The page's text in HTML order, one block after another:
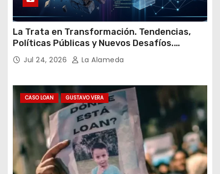
La Trata en Transformación. Tendencias,
Políticas Públicas y Nuevos Desafíos.
Argentina y el Mundo – Julio 2026
Jul 24, 2026 La Alameda
CASO LOAN GUSTAVO VERA